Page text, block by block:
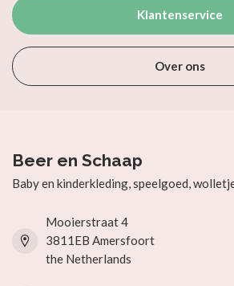
Klantenservice
Over ons
Beer en Schaap
Baby en kinderkleding, speelgoed,
Mooierstraat 4
3811EB Amersfoort
the Netherlands